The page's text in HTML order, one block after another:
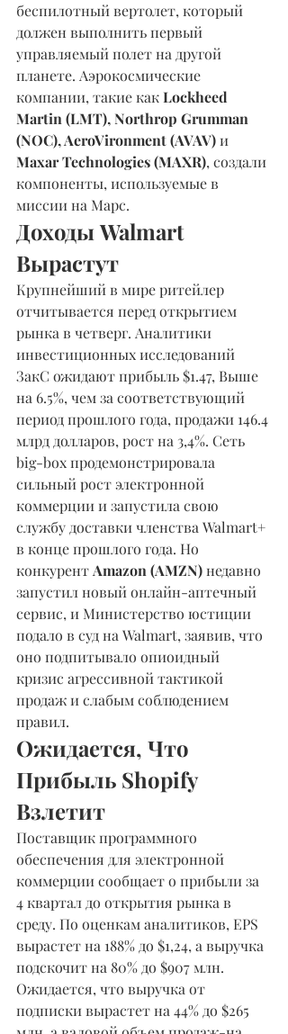
беспилотный вертолет, который
должен выполнить первый
управляемый полет на другой
планете. Аэрокосмические
компании, такие как Lockheed
Martin (LMT), Northrop Grumman
(NOC), AeroVironment (AVAV) и
Maxar Technologies (MAXR), создали
компоненты, используемые в
миссии на Марс.
Доходы Walmart
Вырастут
Крупнейший в мире ритейлер
отчитывается перед открытием
рынка в четверг. Аналитики
инвестиционных исследований
ЗакС ожидают прибыль $1.47, Выше
на 6.5%, чем за соответствующий
период прошлого года, продажи 146.4
млрд долларов, рост на 3,4%. Сеть
big-box продемонстрировала
сильный рост электронной
коммерции и запустила свою
службу доставки членства Walmart+
в конце прошлого года. Но
конкурент Amazon (AMZN) недавно
запустил новый онлайн-аптечный
сервис, и Министерство юстиции
подало в суд на Walmart, заявив, что
оно подпитывало опиоидный
кризис агрессивной тактикой
продаж и слабым соблюдением
правил.
Ожидается, Что
Прибыль Shopify
Взлетит
Поставщик программного
обеспечения для электронной
коммерции сообщает о прибыли за
4 квартал до открытия рынка в
среду. По оценкам аналитиков, EPS
вырастет на 188% до $1,24, а выручка
подскочит на 80% до $907 млн.
Ожидается, что выручка от
подписки вырастет на 44% до $265